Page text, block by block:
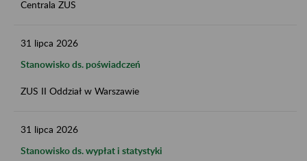
Centrala ZUS
31 lipca 2026
Stanowisko ds. poświadczeń
ZUS II Oddział w Warszawie
31 lipca 2026
Stanowisko ds. wypłat i statystyki